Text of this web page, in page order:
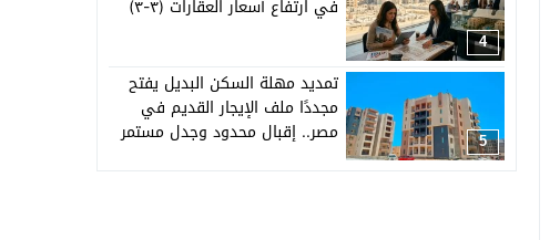
4
في ارتفاع أسعار العقارات (٣-٣)
5
تمديد مهلة السكن البديل يفتح
مجددًا ملف الإيجار القديم في
مصر.. إقبال محدود وجدل مستمر